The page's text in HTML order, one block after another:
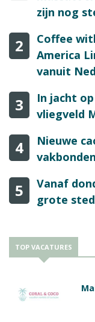
zijn nog
2
Coffee
America
vanuit
3
In jacht
vliegveld
4
Nieuwe
5
Vanaf
grote
TOP VACATURES